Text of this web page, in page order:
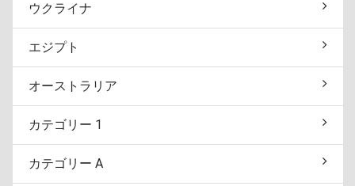
ウクライナ
エジプト
オーストラリア
カテゴリー 1
カテゴリー A